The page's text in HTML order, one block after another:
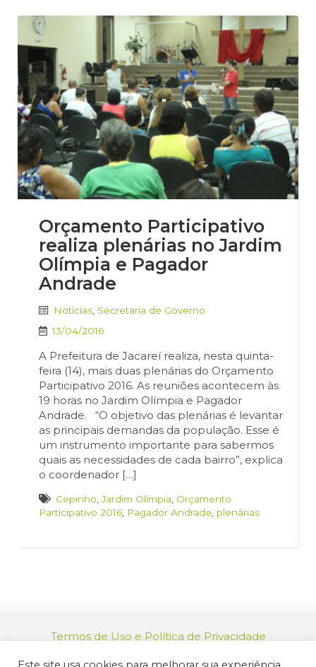
Orçamento Participativo
realiza plenárias no Jardim
Olímpia e Pagador
Andrade
Notícias Secretaria de Governo
13/04/2016
A Prefeitura de Jacareí realiza, nesta quinta-
feira (14), mais duas plenárias do Orçamento
Participativo 2016. As reuniões acontecem às
19 horas no Jardim Olímpia e Pagador
Andrade. “O objetivo das plenárias é levantar
as principais demandas da população. Esse é
um instrumento importante para sabermos
quais as necessidades de cada bairro”, explica
o coordenador […]
Cepinho ,Jardim Olímpia Orçamento
Participativo 2016 Pagador Andrade plenárias
Termos de Uso e Política de Privacidade